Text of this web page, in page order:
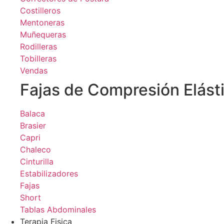
Costilleros
Mentoneras
Muñequeras
Rodilleras
Tobilleras
Vendas
Fajas de Compresión
Balaca
Brasier
Capri
Chaleco
Cinturilla
Estabilizadores
Fajas
Short
Tablas Abdominales
Terapia Fisica